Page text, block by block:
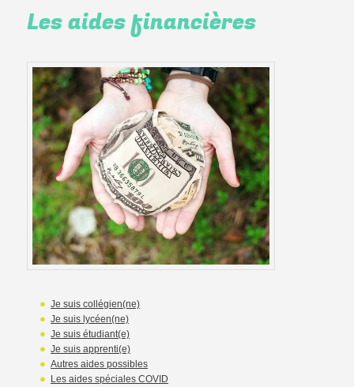
Les aides financières
Je suis collégien(ne)
Je suis lycéen(ne)
Je suis étudiant(e)
Je suis apprenti(e)
Autres aides possibles
Les aides spéciales COVID